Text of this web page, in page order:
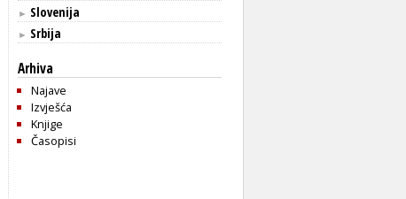
► Slovenija
► Srbija
Arhiva
Najave
Izvješća
Knjige
Časopisi